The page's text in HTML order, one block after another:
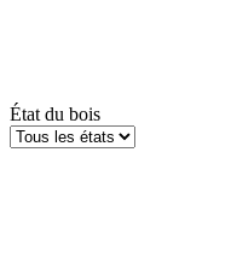
État du bois